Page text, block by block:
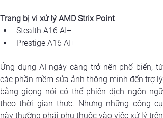
Trang bị vi xử lý AMD Strix Point
Stealth A16 AI+
Prestige A16 AI+
Ứng dụng AI ngày càng trở nên phổ biến, từ
các phần mềm sửa ảnh thông minh đến trợ lý
bằng giọng nói có thể phiên dịch ngôn ngữ
theo thời gian thực. Nhưng những công cụ
này thường phải phụ thuộc vào việc xử lý trên